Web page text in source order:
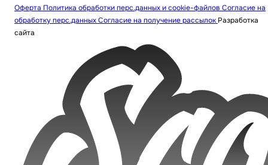
Оферта Политика обработки перс.данных и cookie-файлов Согласие на
обработку перс.данныхСогласие на получение рассылок Разработка
сайта